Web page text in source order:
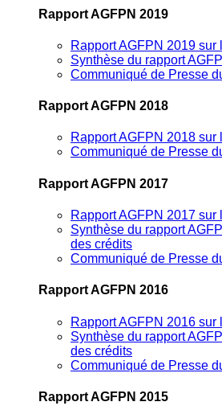
Rapport AGFPN 2019
Rapport AGFPN 2019
Synthèse du rapport
Communiqué de Presse
Rapport AGFPN 2018
Rapport AGFPN 2018
Communiqué de Presse
Rapport AGFPN 2017
Rapport AGFPN 2017
Synthèse du rapport
des crédits
Communiqué de Presse
Rapport AGFPN 2016
Rapport AGFPN 2016
Synthèse du rapport
des crédits
Communiqué de Presse
Rapport AGFPN 2015